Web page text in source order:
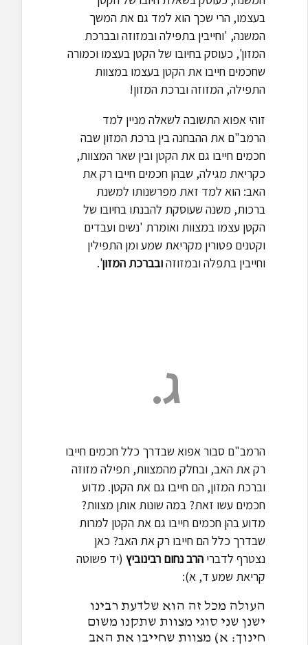
בעצמו, הרי שכך הוא למד גם את המשך
המשנה, 'וחייבין בתפילה ובמזוזה ובברכת
המזון', כעוסק בחיובו של הקטן בעצמו וכמורה
שחכמים חייבו את הקטן בעצמו במצוות
התפילה, המזוזה וברכת המזון!
זוהי אפוא התשובה לשאלה מניין למד
הרמב"ם את ההבחנה בין ברכת המזון שבה
חכמים חייבו גם את הקטן ובין שאר המצוות,
כקריאת מגילה, שבהן חכמים חייבו רק את
האב: הוא למד זאת מפרשנותו למשנת
ברכות, משנה שעוסקת להבנתו בחיובו של
הקטן עצמו במצוות ואומרת 'נשים ועבדים
וקטנים פטורין מקריאת שמע ומן התפילין
וחייבין בתפלה ובמזוזהובברכת המזון'.
ג.
הרמב"ם סבור אפוא שבדרך כלל חכמים חייבו
רק את האב, ובחלק מהמצוות, תפילה מזוזה
וברכת המזון, הם חייבו גם את הקטן. מדוע
חכמים עשו זאת? במה שונות אותן מצוות?
מדוע בהן חכמים חייבו גם את הקטן למרות
שבדרך כלל הם חייבו רק את האב? כאן
נצטרף לדברי הרב נחום רבינוביץ (יד פשוטה
קריאת שמע ד, א):
העולה מכל זה הוא שלדעת רבינו
ישנן שני סוגי מצוות שתקנו משום
חינוך: א) מצוות שחייבו את האב